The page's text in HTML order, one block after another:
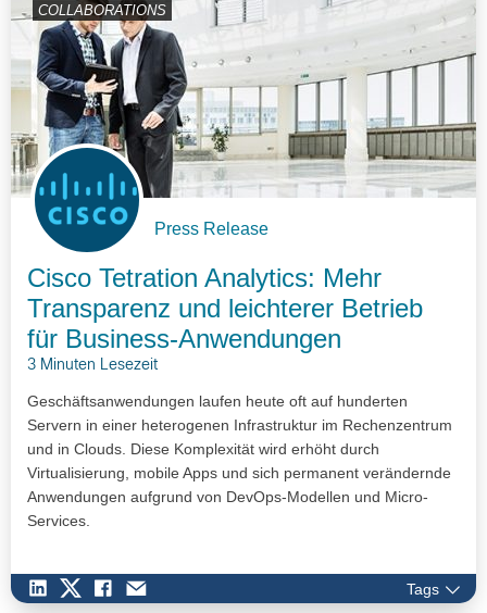
COLLABORATIONS
Press Release
Cisco Tetration Analytics: Mehr
Transparenz und leichterer Betrieb
für Business-Anwendungen
3 Minuten Lesezeit
Geschäftsanwendungen laufen heute oft auf hunderten
Servern in einer heterogenen Infrastruktur im Rechenzentrum
und in Clouds. Diese Komplexität wird erhöht durch
Virtualisierung, mobile Apps und sich permanent verändernde
Anwendungen aufgrund von DevOps-Modellen und Micro-
Services.
Tags